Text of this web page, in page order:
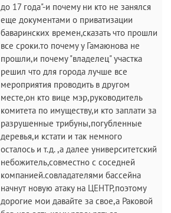
до 17 года"-и почему ни кто не занялся
еще документами о приватизации
баваринских времен,сказать что прошли
все сроки.то почему у Гамаюнова не
прошли,и почему "владелец" участка
решил что для города лучше все
мероприятия проводить в другом
месте,он кто вице мэр,руководитель
комитета по имуществу,и кто заплати за
разрушенные трибуны,погубленные
деревья,и кстати и так немного
осталось и т.д. ,а далее университетский
небожитель,совместно с соседней
компанией.совладателями бассейна
начнут новую атаку на ЦЕНТР,поэтому
дорогие мои давайте за свое,а Раковой